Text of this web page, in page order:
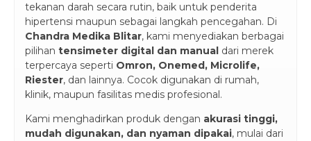
tekanan darah secara rutin, baik untuk penderita
hipertensi maupun sebagai langkah pencegahan. Di
Chandra Medika Blitar, kami menyediakan berbagai
pilihan tensimeter digital dan manual dari merek
terpercaya seperti Omron, Onemed, Microlife,
Riester, dan lainnya. Cocok digunakan di rumah,
klinik, maupun fasilitas medis profesional.
Kami menghadirkan produk dengan akurasi tinggi,
mudah digunakan, dan nyaman dipakai, mulai dari